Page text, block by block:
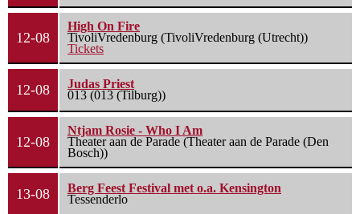
12-08
High On Fire
TivoliVredenburg (TivoliVredenburg (Utrecht))
Tickets
12-08
Judas Priest
013 (013 (Tilburg))
12-08
Ntjam Rosie - Who I Am
Theater aan de Parade (Theater aan de Parade (Den
Bosch))
13-08
Berg Feest Festival met o.a. Kensington
Tessenderlo